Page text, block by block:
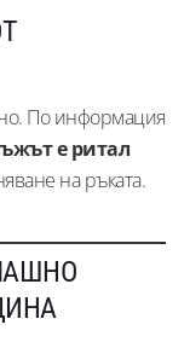
По информация
е ритал
на ръката.